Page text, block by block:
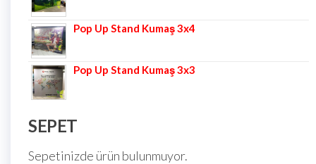
Pop Up Stand Kumaş 3x4
Pop Up Stand Kumaş 3x3
SEPET
Sepetinizde ürün bulunmuyor.